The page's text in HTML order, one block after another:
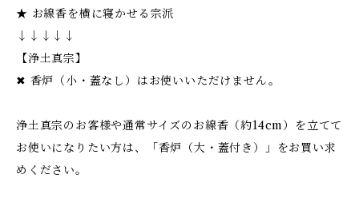
★ お線香を横に寝かせる宗派
↓↓↓↓↓
【浄土真宗】
✖ 香炉（小・蓋なし）はお使いいただけません。
浄土真宗のお客様や通常サイズのお線香（約14cm）を立てて
お使いになりたい方は、「香炉（大・蓋付き）」をお買い求
めください。